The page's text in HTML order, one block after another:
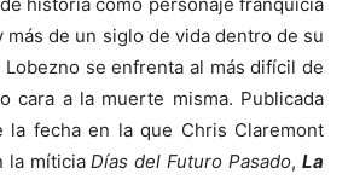
historia como personaje franquicia
más de un siglo de vida dentro de su
se enfrenta al más difícil de
cara a la muerte misma. Publicada
la fecha en la que Chris Claremont
la míticiaDías del Futuro Pasado,La